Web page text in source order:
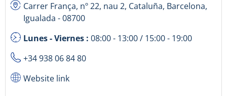
Carrer França, nº 22, nau 2, Cataluña, Barcelona,
Igualada - 08700
Lunes - Viernes : 08:00 - 13:00 / 15:00 - 19:00
+34 938 06 84 80
Website link